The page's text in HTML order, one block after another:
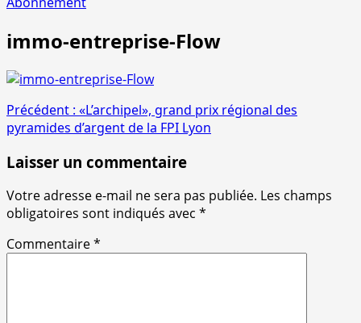
immo-entreprise-Flow
Navigation
d’article
Précédent : «L’archipel», grand prix régional des
pyramides d’argent de la FPI Lyon
Laisser un commentaire
Votre adresse e-mail ne sera pas publiée. Les champs
obligatoires sont indiqués avec *
Commentaire*